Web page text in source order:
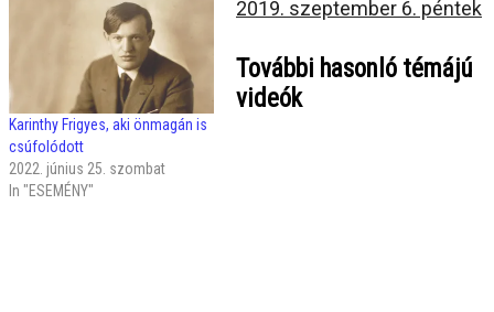
Karinthy Frigyes, aki önmagán is
csúfolódott
2022. június 25. szombat
In "ESEMÉNY"
2019. szeptember 6. péntek
További hasonló témájú
videók